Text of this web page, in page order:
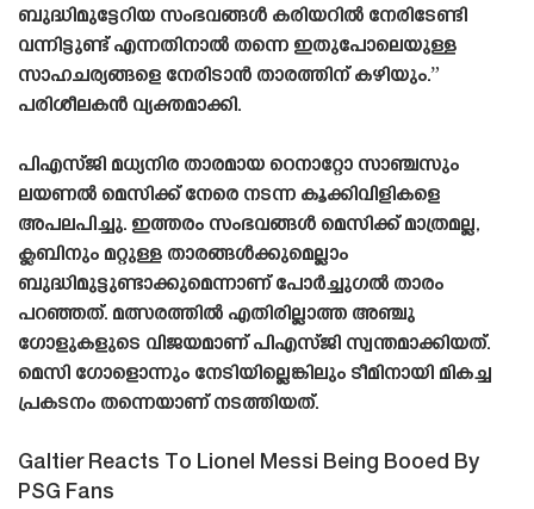
ബുദ്ധിമുട്ടേറിയ സംഭവങ്ങൾ കരിയറിൽ നേരിടേണ്ടി
വന്നിട്ടുണ്ട് എന്നതിനാൽ തന്നെ ഇതുപോലെയുള്ള
സാഹചര്യങ്ങളെ നേരിടാൻ താരത്തിന് കഴിയും.”
പരിശീലകൻ വ്യക്തമാക്കി.
പിഎസ്‌ജി മധ്യനിര താരമായ റെനാറ്റോ സാഞ്ചസും
ലയണൽ മെസിക്ക് നേരെ നടന്ന കൂക്കിവിളികളെ
അപലപിച്ചു. ഇത്തരം സംഭവങ്ങൾ മെസിക്ക് മാത്രമല്ല,
ക്ലബിനും മറ്റുള്ള താരങ്ങൾക്കുമെല്ലാം
ബുദ്ധിമുട്ടുണ്ടാക്കുമെന്നാണ് പോർച്ചുഗൽ താരം
പറഞ്ഞത്. മത്സരത്തിൽ എതിരില്ലാത്ത അഞ്ചു
ഗോളുകളുടെ വിജയമാണ് പിഎസ്‌ജി സ്വന്തമാക്കിയത്.
മെസി ഗോളൊന്നും നേടിയില്ലെങ്കിലും ടീമിനായി മികച്ച
പ്രകടനം തന്നെയാണ് നടത്തിയത്.
Galtier Reacts To Lionel Messi Being Booed By
PSG Fans